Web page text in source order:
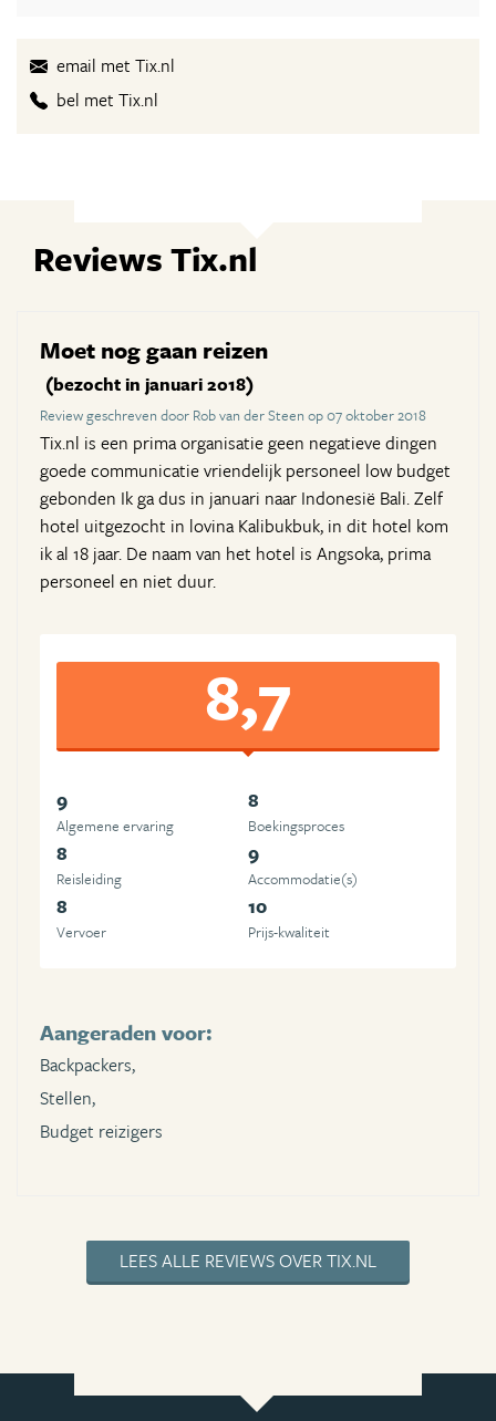
email met Tix.nl
bel met Tix.nl
Reviews Tix.nl
Moet nog gaan reizen
(bezocht in januari 2018)
Review geschreven door Rob van der Steen op 07 oktober 2018
Tix.nl is een prima organisatie geen negatieve dingen
goede communicatie vriendelijk personeel low budget
gebonden Ik ga dus in januari naar Indonesië Bali. Zelf
hotel uitgezocht in lovina Kalibukbuk, in dit hotel kom
ik al 18 jaar. De naam van het hotel is Angsoka, prima
personeel en niet duur.
8,7
9
Algemene ervaring
8
Boekingsproces
8
Reisleiding
9
Accommodatie(s)
8
Vervoer
10
Prijs-kwaliteit
Aangeraden voor:
Backpackers,
Stellen,
Budget reizigers
LEES ALLE REVIEWS OVER TIX.NL